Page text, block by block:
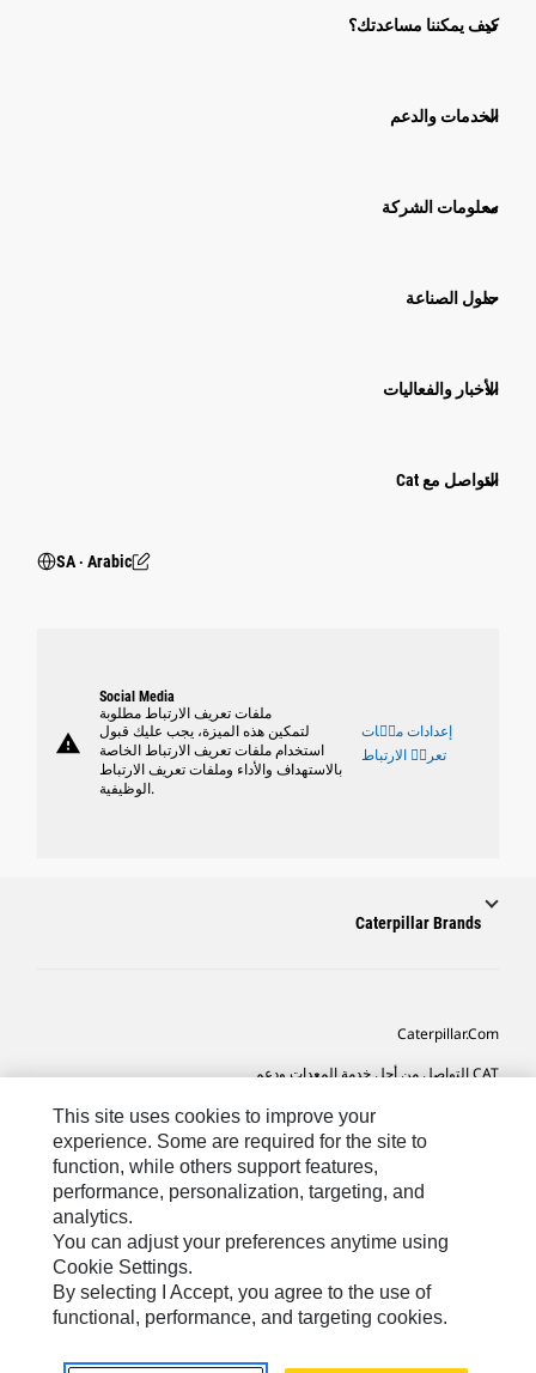
كيف يمكننا مساعدتك؟
الخدمات والدعم
معلومات الشركة
حلول الصناعة
الأخبار والفعاليات
التواصل مع Cat
SA ‧ Arabic
warning
Social Media
ملفات تعريف الارتباط مطلوبة
لتمكين هذه الميزة، يجب عليك قبول
استخدام ملفات تعريف الارتباط الخاصة
بالاستهداف والأداء وملفات تعريف الارتباط
الوظيفية.
إعدادات ملٝات
تعريٝ الارتباط
Caterpillar Brands
Caterpillar.com
CAT التواصل من أجل خدمة المعدات ودعم
تفضيلات التسويق الخاصة بي
خريطة الموقع
Cookie Settings
This site uses cookies to improve your
experience. Some are required for the site to
function, while others support features,
performance, personalization, targeting, and
analytics.
You can adjust your preferences anytime using
Cookie Settings.
By selecting I Accept, you agree to the use of
functional, performance, and targeting cookies.